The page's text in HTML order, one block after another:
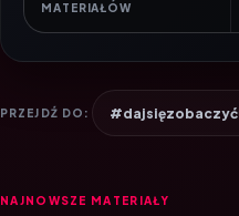
MATERIAŁÓW
PRZEJDŹ DO: #dajsięzobaczyć
NAJNOWSZE MATERIAŁY